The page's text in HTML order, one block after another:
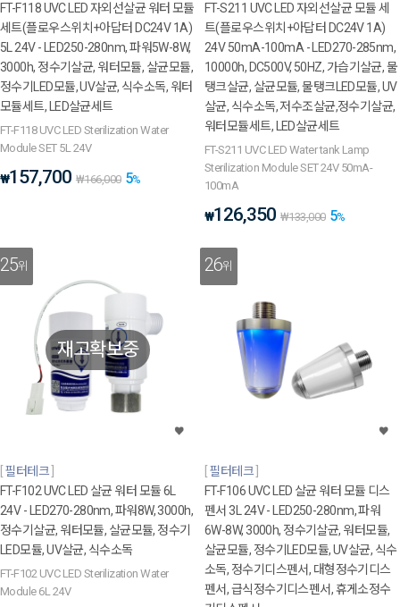
FT-F118 UVC LED 자외선살균 워터 모듈
세트(플로우스위치+아답터 DC24V 1A)
5L 24V - LED250-280nm, 파워5W-8W,
3000h, 정수기살균, 워터모듈, 살균모듈,
정수기LED모듈, UV살균, 식수소독, 워터
모듈세트, LED살균세트
FT-F118 UVC LED Sterilization Water
Module SET 5L 24V
₩157,700 ₩166,000 5%
FT-S211 UVC LED 자외선살균 모듈 세
트(플로우스위치+아답터 DC24V 1A)
24V 50mA-100mA - LED270-285nm,
10000h, DC500V, 50HZ, 가습기살균, 물
탱크살균, 살균모듈, 물탱크LED모듈, UV
살균, 식수소독, 저수조살균,정수기살균,
워터모듈세트, LED살균세트
FT-S211 UVC LED Water tank Lamp
Sterilization Module SET 24V 50mA-
100mA
₩126,350 ₩133,000 5%
재고확보중
25위
필터테크
FT-F102 UVC LED 살균 워터 모듈 6L
24V - LED270-280nm, 파워8W, 3000h,
정수기살균, 워터모듈, 살균모듈, 정수기
LED모듈, UV살균, 식수소독
FT-F102 UVC LED Sterilization Water
Module 6L 24V
26위
필터테크
FT-F106 UVC LED 살균 워터 모듈 디스
펜서 3L 24V - LED250-280nm, 파워
6W-8W, 3000h, 정수기살균, 워터모듈,
살균모듈, 정수기LED모듈, UV살균, 식수
소독, 정수기디스펜서, 대형정수기디스
펜서, 급식정수기디스펜서, 휴게소정수